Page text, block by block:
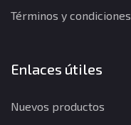
Términos y condiciones
Enlaces útiles
Nuevos productos